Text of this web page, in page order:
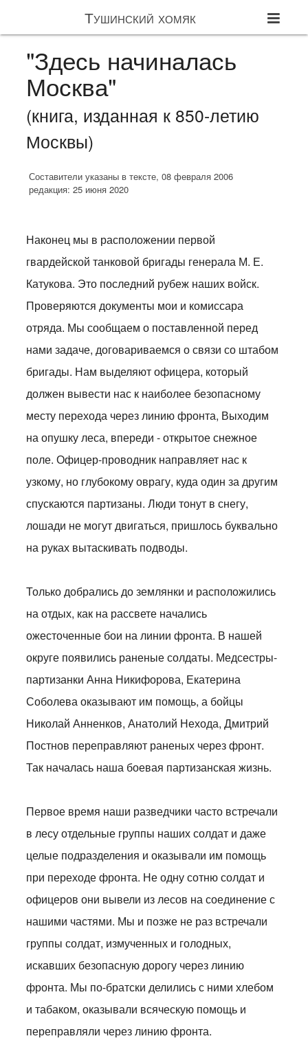
Тушинский хомяк
"Здесь начиналась
Москва"
(книга, изданная к 850-летию
Москвы)
Составители указаны в тексте, 08 февраля 2006
редакция: 25 июня 2020
Наконец мы в расположении первой
гвардейской танковой бригады генерала М. Е.
Катукова. Это последний рубеж наших войск.
Проверяются документы мои и комиссара
отряда. Мы сообщаем о поставленной перед
нами задаче, договариваемся о связи со штабом
бригады. Нам выделяют офицера, который
должен вывести нас к наиболее безопасному
месту перехода через линию фронта, Выходим
на опушку леса, впереди - открытое снежное
поле. Офицер-проводник направляет нас к
узкому, но глубокому оврагу, куда один за другим
спускаются партизаны. Люди тонут в снегу,
лошади не могут двигаться, пришлось буквально
на руках вытаскивать подводы.
Только добрались до землянки и расположились
на отдых, как на рассвете начались
ожесточенные бои на линии фронта. В нашей
округе появились раненые солдаты. Медсестры-
партизанки Анна Никифорова, Екатерина
Соболева оказывают им помощь, а бойцы
Николай Анненков, Анатолий Нехода, Дмитрий
Постнов переправляют раненых через фронт.
Так началась наша боевая партизанская жизнь.
Первое время наши разведчики часто встречали
в лесу отдельные группы наших солдат и даже
целые подразделения и оказывали им помощь
при переходе фронта. Не одну сотню солдат и
офицеров они вывели из лесов на соединение с
нашими частями. Мы и позже не раз встречали
группы солдат, измученных и голодных,
искавших безопасную дорогу через линию
фронта. Мы по-братски делились с ними хлебом
и табаком, оказывали всяческую помощь и
переправляли через линию фронта.